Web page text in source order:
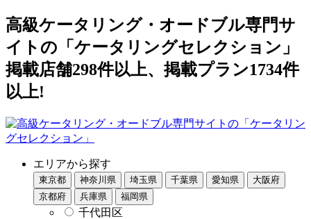
高級ケータリング・オードブル専門サ
イトの「ケータリングセレクション」
掲載店舗298件以上、掲載プラン1734件
以上!
エリアから探す
東京都 神奈川県 埼玉県 千葉県 愛知県
大阪府
京都府
兵庫県 福岡県
千代田区